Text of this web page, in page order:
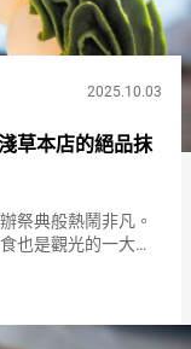
2025.10.03
草本店的絕品抹
祭典般熱鬧非凡。
也是觀光的一大樂
店…